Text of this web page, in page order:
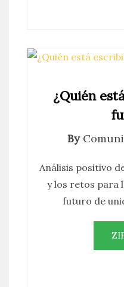
¿Quién
By
Análisis positivo
y los retos para
futuro de